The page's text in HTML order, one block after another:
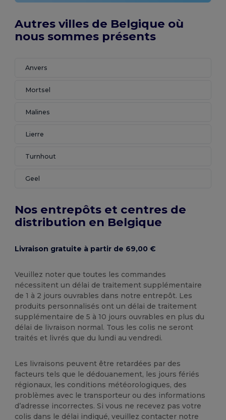
Autres villes de Belgique où
nous sommes présents
Anvers
Mortsel
Malines
Lierre
Turnhout
Geel
Nos entrepôts et centres de
distribution en Belgique
Livraison gratuite à partir de 69,00 €
Veuillez noter que toutes les commandes
nécessitent un délai de traitement supplémentaire
de 1 à 2 jours ouvrables dans notre entrepôt. Les
produits personnalisés ont un délai de traitement
supplémentaire de 5 à 10 jours ouvrables en plus du
délai de livraison normal. Tous les colis ne seront
traités et livrés que du lundi au vendredi.
Les livraisons peuvent être retardées par des
facteurs tels que le dédouanement, les jours fériés
régionaux, les conditions météorologiques, des
problèmes avec le transporteur ou des informations
d’adresse incorrectes. Si vous ne recevez pas votre
colis dans le délai indiqué, veuillez contacter notre